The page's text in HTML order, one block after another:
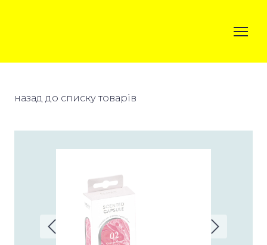
назад до списку товарів